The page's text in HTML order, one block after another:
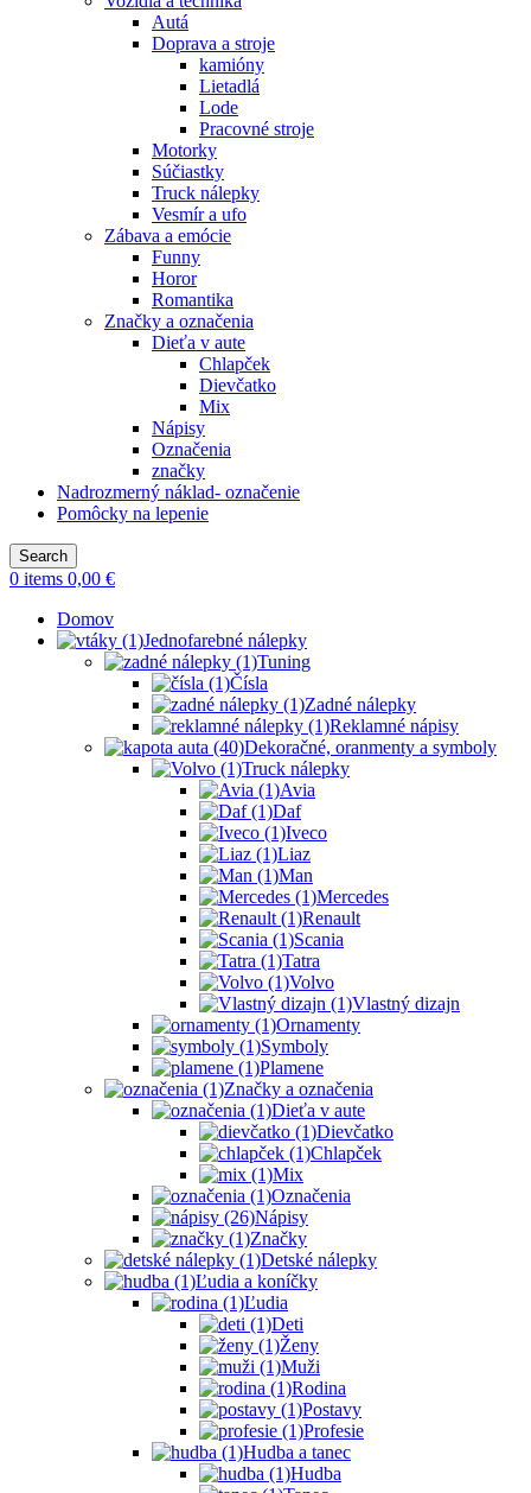
Autá
Doprava a stroje
kamióny
Lietadlá
Lode
Pracovné stroje
Motorky
Súčiastky
Truck nálepky
Vesmír a ufo
Zábava a emócie
Funny
Horor
Romantika
Značky a označenia
Dieťa v aute
Chlapček
Dievčatko
Mix
Nápisy
Označenia
značky
Nadrozmerný náklad- označenie
Pomôcky na lepenie
Search
0 items 0,00 €
Domov
Jednofarebné nálepky
Tuning
Čísla
Zadné nálepky
Reklamné nápisy
Dekoračné, oranmenty a symboly
Truck nálepky
Avia
Daf
Iveco
Liaz
Man
Mercedes
Renault
Scania
Tatra
Volvo
Vlastný dizajn
Ornamenty
Symboly
Plamene
Značky a označenia
Dieťa v aute
Dievčatko
Chlapček
Mix
Označenia
Nápisy
Značky
Detské nálepky
Ľudia a koníčky
Ľudia
Deti
Ženy
Muži
Rodina
Postavy
Profesie
Hudba a tanec
Hudba